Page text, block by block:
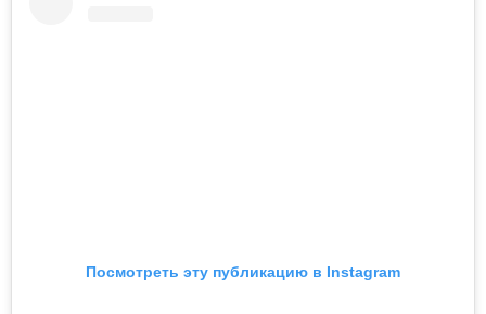
Посмотреть эту публикацию в Instagram